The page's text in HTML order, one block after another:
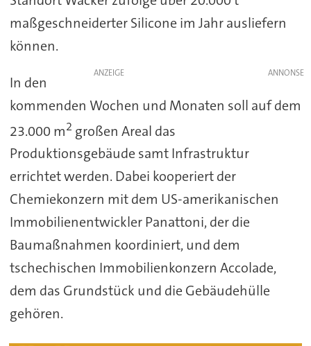
maßgeschneiderter Silicone im Jahr ausliefern
können.
ANZEIGE
In den
kommenden Wochen und Monaten soll auf dem
23.000 m2 großen Areal das
Produktionsgebäude samt Infrastruktur
errichtet werden. Dabei kooperiert der
Chemiekonzern mit dem US-amerikanischen
Immobilienentwickler Panattoni, der die
Baumaßnahmen koordiniert, und dem
tschechischen Immobilienkonzern Accolade,
dem das Grundstück und die Gebäudehülle
gehören.